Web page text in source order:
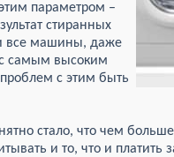
параметром –
стиранных
все машины, даже
самым высоким
с этим быть
стало, что чем
и то, что и платить